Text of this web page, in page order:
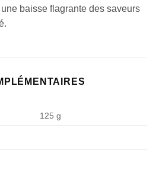
baisse flagrante des saveurs
125 g